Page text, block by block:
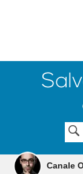
Canale